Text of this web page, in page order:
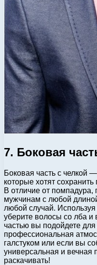
7. Боковая
Боковая часть с челкой
которые хотят
В отличие от помпадура,
мужчинам с любой
любой случай.
уберите волосы со лба и
частью вы подойдете
профессиональная
галстуком или если вы
универсальная и вечная
раскачивать!